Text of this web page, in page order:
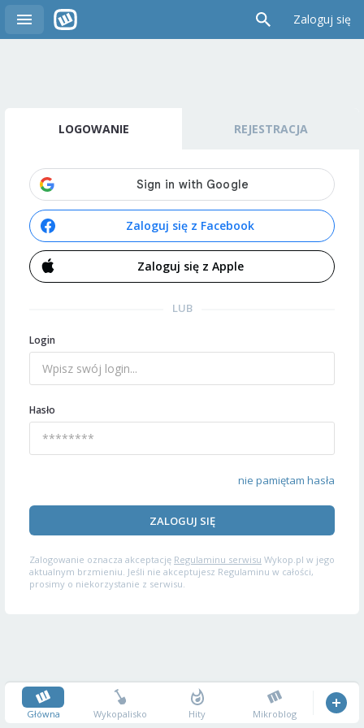
Zaloguj się
LOGOWANIE REJESTRACJA
Zaloguj się z Facebook
Zaloguj się z Apple
LUB
Login
Hasło
nie pamiętam hasła
ZALOGUJ SIĘ
Zalogowanie oznacza akceptację Regulaminu serwisu Wykop.pl w jego
aktualnym brzmieniu. Jeśli nie akceptujesz Regulaminu w całości,
prosimy o niekorzystanie z serwisu.
Główna Wykopalisko Hity Mikroblog